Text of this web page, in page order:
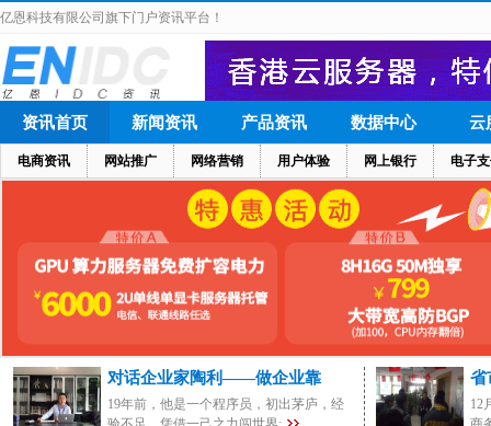
亿恩科技有限公司旗下门户资讯平台！
资讯首页
电商资讯 网站推广 网络营销 用户体验 网上银行 电子
新闻资讯 产品资讯 数据中心 云
对话企业家陶利——做企业靠
19年前，他是一个程序员，初出茅庐，经
省
12